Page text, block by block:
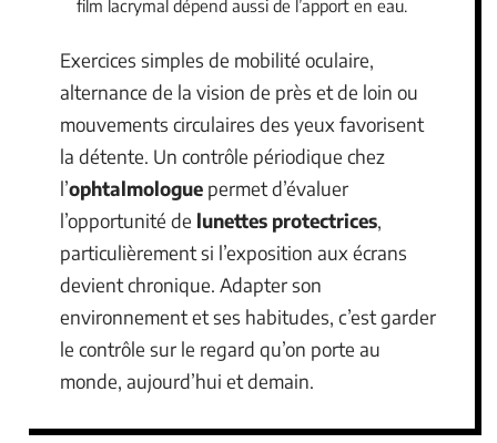
film lacrymal dépend aussi de l’apport en eau.
Exercices simples de mobilité oculaire,
alternance de la vision de près et de loin ou
mouvements circulaires des yeux favorisent
la détente. Un contrôle périodique chez
l’ophtalmologue permet d’évaluer
l’opportunité de lunettes protectrices,
particulièrement si l’exposition aux écrans
devient chronique. Adapter son
environnement et ses habitudes, c’est garder
le contrôle sur le regard qu’on porte au
monde, aujourd’hui et demain.